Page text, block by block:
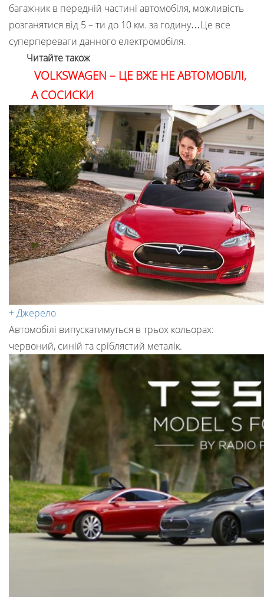
багажник в передній частині автомобіля, можливість
розганятися від 5 – ти до 10 км. за годину…Це все
суперпереваги данного електромобіля.
Читайте також
VOLKSWAGEN – ЦЕ ВЖЕ НЕ АВТОМОБІЛІ,
А СОСИСКИ
+ Джерело
Автомобілі випускатимуться в трьох кольорах:
червоний, синій та сріблястий металік.